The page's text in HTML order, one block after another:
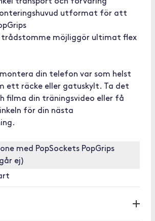
utformat för att
trådstomme möjliggör ultimat flex
din telefon var som helst
ett räcke eller gatuskylt. Ta det
filma din träningsvideo eller få
för din nästa
med PopSockets PopGrips
ej)